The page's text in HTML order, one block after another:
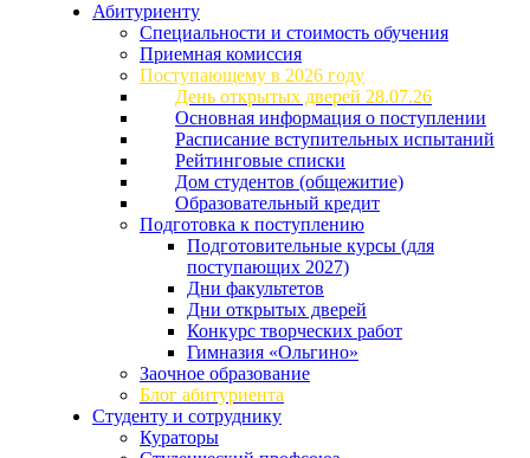
Абитуриенту
Специальности и стоимость обучения
Приемная комиссия
Поступающему в 2026 году
День открытых дверей 28.07.26
Основная информация о поступлении
Расписание вступительных испытаний
Рейтинговые списки
Дом студентов (общежитие)
Образовательный кредит
Подготовка к поступлению
Подготовительные курсы (для
поступающих 2027)
Дни факультетов
Дни открытых дверей
Конкурс творческих работ
Гимназия «Ольгино»
Заочное образование
Блог абитуриента
Студенту и сотруднику
Кураторы